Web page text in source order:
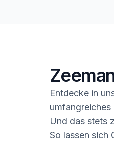
Entdecke in
Und das stets
So lassen sich